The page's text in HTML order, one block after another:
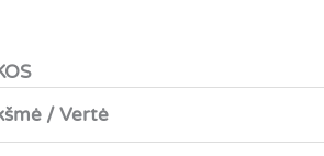
/ Vertė